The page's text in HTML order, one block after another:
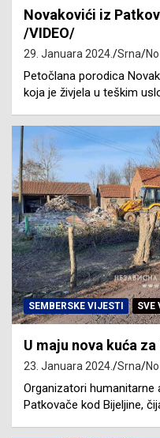
Novakovići iz
/VIDEO/
29. Januara 2024. Srna
Petočlana porodica
koja je živjela u teškim
SEMBERSKE VIJESTI SVE
U maju nova kuća
23. Januara 2024. Srna
Organizatori
Patkovače kod Bijeljine,